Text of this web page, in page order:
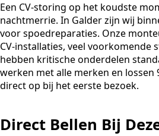
Een CV-storing op het koudste
nachtmerrie. In Galder zijn wij
voor spoedreparaties. Onze
CV-installaties, veel voorkomende
hebben kritische onderdelen
werken met alle merken en lossen
direct op bij het eerste bezoek.
Direct Bellen Bij